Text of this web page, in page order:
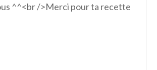
^^<br />Merci pour ta recette